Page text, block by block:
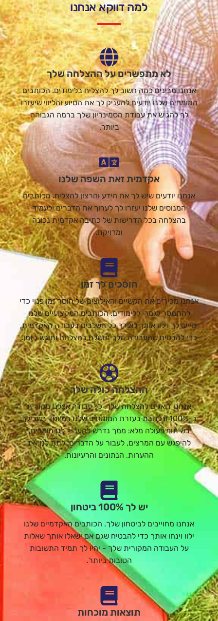
למה דווקא אנחנו
לא מתפשרים על ההצלחה שלך
אנחנו מבינים כמה חשוב לך להצליח בלימודים. הכותבים
המומחים שלנו יודעים להעניק לך את הסיוע והליווי שיעזרו
לך להגיש את עבודת הסמינריון שלך ברמה הגבוהה
ביותר.
אקדמית זאת השפה שלנו
אנחנו יודעים שיש לך את הידע והרצון להצליח. הכותבים
המנוסים שלנו יעזרו לך לערוך את הדברים ולעמוד
בהצלחה בכל הדרישות של כתיבה אקדמית נכונה
ומדויקת.
חוסכים לך זמן
אנחנו מכירים את הקשיים והאילוצים של חוסר זמן פנוי כדי
להתמסר לגמרי ללימודים. הכותבים המקצועיים שלנו
יסייעו לך וילוו אותך לאורך כל השלבים בעבודה האקדמית,
כדי להבטיח שהעבודה שלך תושלם בהצלחה ותוגש בזמן.
ההצלחה כולה שלך
אנחנו דואגים להצלחה שלך. כל עבודה אצלנו מקורית
ב-100% ונכתבת בעזרת המומחים שלנו במיוחד בשבילך
בשיתוף פעולה מלא: ממך נדרש להעביר לנו חומרים,
להיפגש עם המרצים, לעבור על הדברים, לתת לנו את
ההערות, הנתונים והרעיונות.
יש לך 100% ביטחון
אנחנו מחוייבים לביטחון שלך. הכותבים האקדמיים שלנו
ילוו וינחו אותך כדי להבטיח שגם אם ישאלו אותך שאלות
על העבודה המקורית שלך - יהיו לך תמיד התשובות
הטובות ביותר.
תוצאות מוכחות